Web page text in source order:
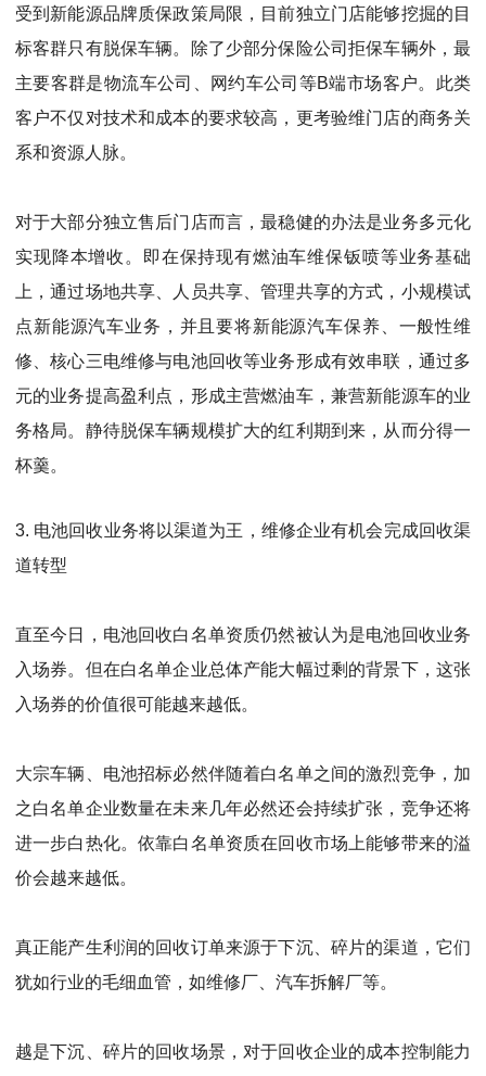
受到新能源品牌质保政策局限，目前独立门店能够挖掘的目
标客群只有脱保车辆。除了少部分保险公司拒保车辆外，最
主要客群是物流车公司、网约车公司等B端市场客户。此类
客户不仅对技术和成本的要求较高，更考验维门店的商务关
系和资源人脉。
对于大部分独立售后门店而言，最稳健的办法是业务多元化
实现降本增收。即在保持现有燃油车维保钣喷等业务基础
上，通过场地共享、人员共享、管理共享的方式，小规模试
点新能源汽车业务，并且要将新能源汽车保养、一般性维
修、核心三电维修与电池回收等业务形成有效串联，通过多
元的业务提高盈利点，形成主营燃油车，兼营新能源车的业
务格局。静待脱保车辆规模扩大的红利期到来，从而分得一
杯羹。
3. 电池回收业务将以渠道为王，维修企业有机会完成回收渠
道转型
直至今日，电池回收白名单资质仍然被认为是电池回收业务
入场券。但在白名单企业总体产能大幅过剩的背景下，这张
入场券的价值很可能越来越低。
大宗车辆、电池招标必然伴随着白名单之间的激烈竞争，加
之白名单企业数量在未来几年必然还会持续扩张，竞争还将
进一步白热化。依靠白名单资质在回收市场上能够带来的溢
价会越来越低。
真正能产生利润的回收订单来源于下沉、碎片的渠道，它们
犹如行业的毛细血管，如维修厂、汽车拆解厂等。
越是下沉、碎片的回收场景，对于回收企业的成本控制能力